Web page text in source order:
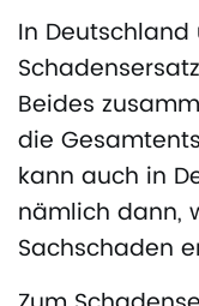
In
Beides
die
kann auch in
nämlich dann,
Sachschaden